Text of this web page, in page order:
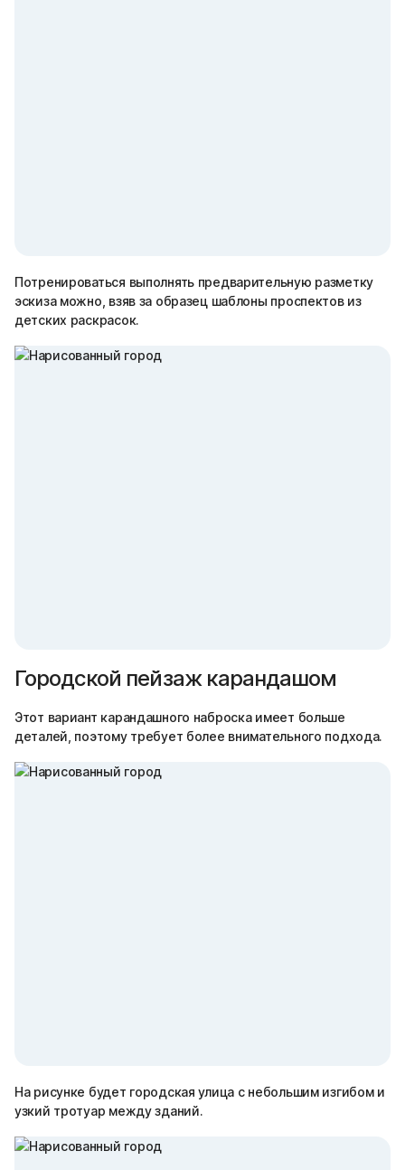
Потренироваться выполнять предварительную разметку
эскиза можно, взяв за образец шаблоны проспектов из
детских раскрасок.
Городской пейзаж карандашом
Этот вариант карандашного наброска имеет больше
деталей, поэтому требует более внимательного подхода.
На рисунке будет городская улица с небольшим изгибом и
узкий тротуар между зданий.